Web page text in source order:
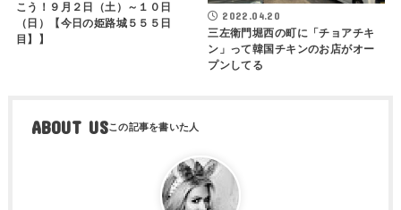
こう！９月２日（土）～１０日
（日）【今日の姫路城５５５日
目】】
2022.04.20
三左衛門堀西の町に「チョアチキ
ン」って韓国チキンのお店がオー
プンしてる
ABOUT US